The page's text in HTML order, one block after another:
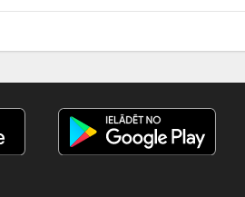
друг
своей жене, да и
они решили